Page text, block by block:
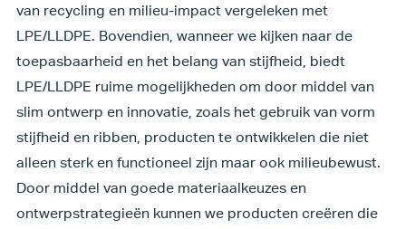
van recycling en milieu-impact vergeleken met
LPE/LLDPE. Bovendien, wanneer we kijken naar de
toepasbaarheid en het belang van stijfheid, biedt
LPE/LLDPE ruime mogelijkheden om door middel van
slim ontwerp en innovatie, zoals het gebruik van vorm
stijfheid en ribben, producten te ontwikkelen die niet
alleen sterk en functioneel zijn maar ook milieubewust.
Door middel van goede materiaalkeuzes en
ontwerpstrategieën kunnen we producten creëren die